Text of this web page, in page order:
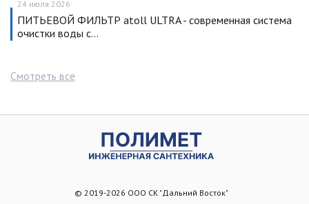
24 июля 2026
ПИТЬЕВОЙ ФИЛЬТР atoll ULTRA - современная система
очистки воды с…
Смотреть все
© 2019-2026 ООО СК "Дальний Восток"